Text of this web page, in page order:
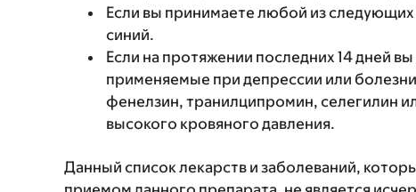
Если вы принимаете любой из
синий.
Если на протяжении последних 14 дней
применяемые при депрессии или
фенелзин, транилципромин, селегилин
высокого кровяного давления.
Данный список лекарств и заболеваний,